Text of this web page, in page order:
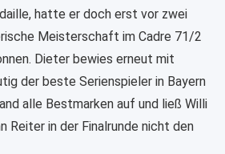
hatte er doch erst vor zwei
Meisterschaft im Cadre 71/2
Dieter bewies erneut mit
der beste Serienspieler in Bayern
alle Bestmarken auf und ließ Willi
Reiter in der Finalrunde nicht den